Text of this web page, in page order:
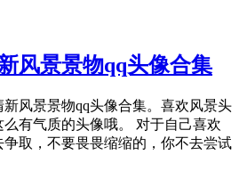
风景景物qq头像合集
风景景物qq头像合集。喜欢风景头
有气质的头像哦。 对于自己喜欢
取，不要畏畏缩缩的，你不去尝试